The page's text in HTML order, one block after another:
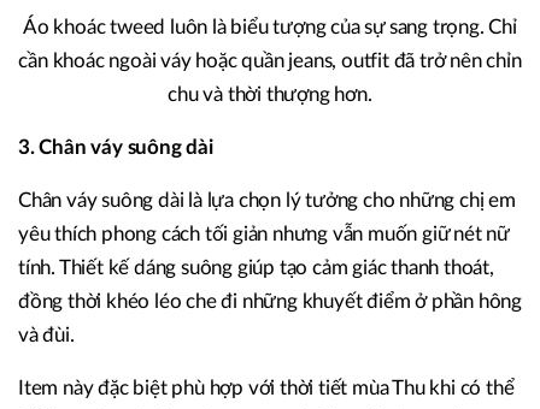
Áo khoác tweed luôn là biểu tượng của sự sang trọng. Chỉ
cần khoác ngoài váy hoặc quần jeans, outfit đã trở nên chỉn
chu và thời thượng hơn.
3. Chân váy suông dài
Chân váy suông dài là lựa chọn lý tưởng cho những chị em
yêu thích phong cách tối giản nhưng vẫn muốn giữ nét nữ
tính. Thiết kế dáng suông giúp tạo cảm giác thanh thoát,
đồng thời khéo léo che đi những khuyết điểm ở phần hông
và đùi.
Item này đặc biệt phù hợp với thời tiết mùa Thu khi có thể